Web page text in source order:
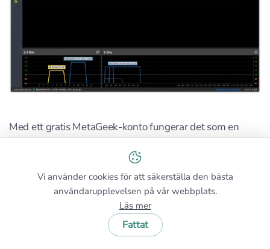
Med ett gratis MetaGeek-konto fungerar det som en
realtids-skanner; om du lägger till MetaGeek Plus låser
du upp klient-/enhetsanalys, paketsniffningsintegration
och RF-spektrumvisning med stödda adaptrar. Det är
dock ett verktyg som endast finns för skrivbordet och
med starkt fokus på Windows.
Vi använder cookies för att säkerställa den bästa
användarupplevelsen på vår webbplats.
Läs mer
Fattat